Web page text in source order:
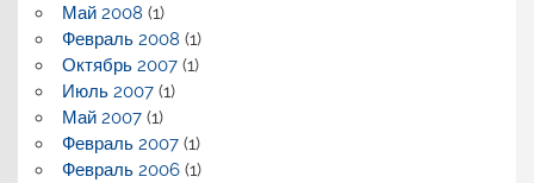
Май 2008 (1)
Февраль 2008 (1)
Октябрь 2007(1)
Июль 2007(1)
Май 2007(1)
Февраль 2007(1)
Февраль 2006(1)